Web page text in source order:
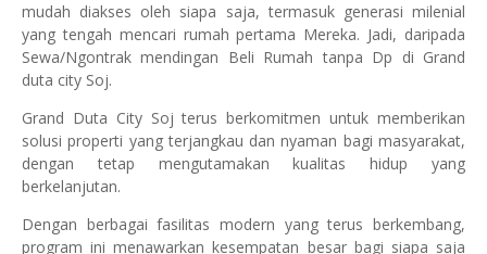
mudah diakses oleh siapa saja, termasuk generasi milenial
yang tengah mencari rumah pertama Mereka. Jadi, daripada
Sewa/Ngontrak mendingan Beli Rumah tanpa Dp di Grand
duta city Soj.
Grand Duta City Soj terus berkomitmen untuk memberikan
solusi properti yang terjangkau dan nyaman bagi masyarakat,
dengan tetap mengutamakan kualitas hidup yang
berkelanjutan.
Dengan berbagai fasilitas modern yang terus berkembang,
program ini menawarkan kesempatan besar bagi siapa saja